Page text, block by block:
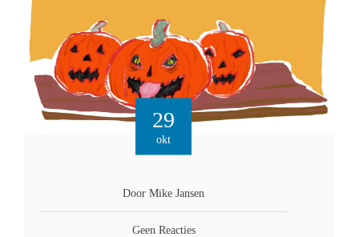
29
okt
Door Mike Jansen
Geen Reacties